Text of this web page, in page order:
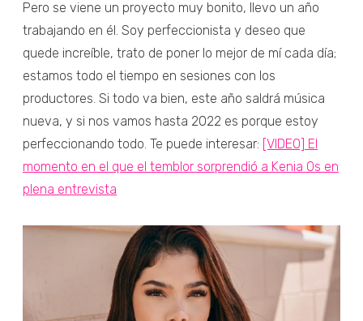
Pero se viene un proyecto muy bonito, llevo un año
trabajando en él. Soy perfeccionista y deseo que
quede increíble, trato de poner lo mejor de mí cada día;
estamos todo el tiempo en sesiones con los
productores. Si todo va bien, este año saldrá música
nueva, y si nos vamos hasta 2022 es porque estoy
perfeccionando todo. Te puede interesar: [VIDEO] El
momento en el que el temblor sorprendió a Kenia Os en
plena entrevista